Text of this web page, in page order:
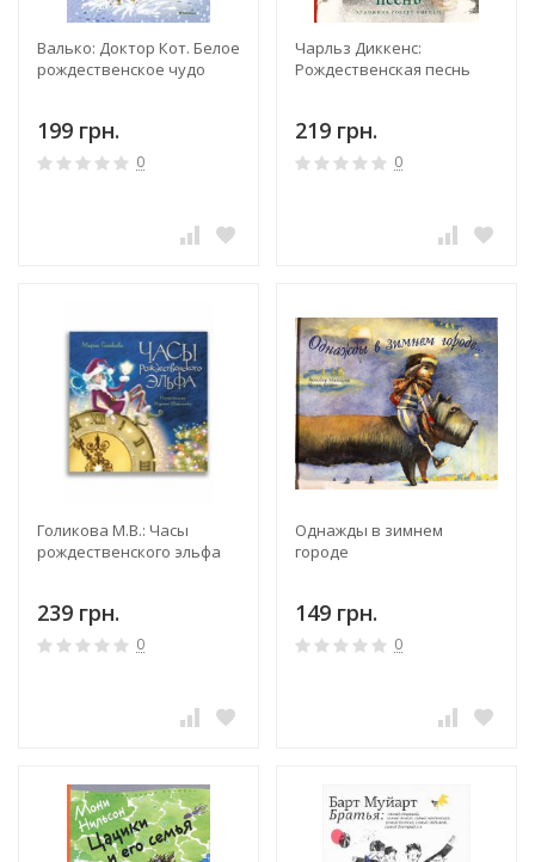
Валько: Доктор Кот. Белое
рождественское чудо
199 грн.
0
Чарльз Диккенс:
Рождественская песнь
219 грн.
0
Голикова М.В.: Часы
рождественского эльфа
239 грн.
0
Однажды в зимнем
городе
149 грн.
0